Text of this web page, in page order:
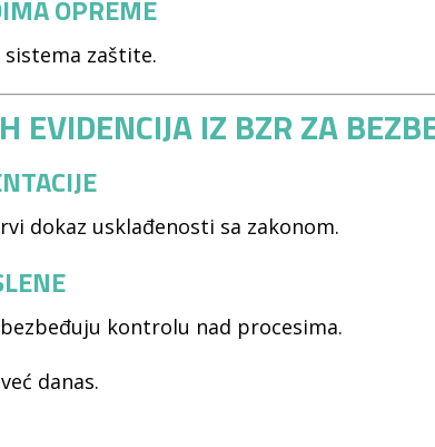
OPREME
zaštite.
EVIDENCIJA IZ BZR ZA
dokaz usklađenosti sa zakonom.
kontrolu nad procesima.
danas.